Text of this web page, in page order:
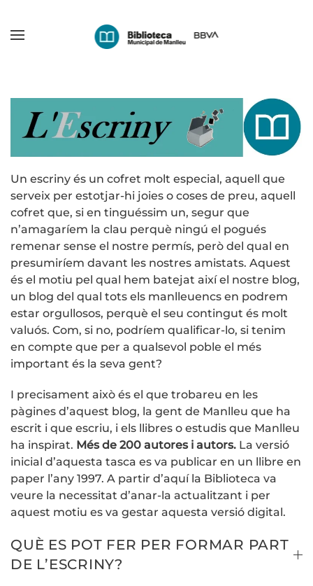
Un escriny és un cofret molt especial, aquell que
serveix per estotjar-hi joies o coses de preu, aquell
cofret que, si en tinguéssim un, segur que
n’amagaríem la clau perquè ningú el pogués
remenar sense el nostre permís, però del qual en
presumiríem davant les nostres amistats. Aquest
és el motiu pel qual hem batejat així el nostre blog,
un blog del qual tots els manlleuencs en podrem
estar orgullosos, perquè el seu contingut és molt
valuós. Com, si no, podríem qualificar-lo, si tenim
en compte que per a qualsevol poble el més
important és la seva gent?
I precisament això és el que trobareu en les
pàgines d’aquest blog, la gent de Manlleu que ha
escrit i que escriu, i els llibres o estudis que Manlleu
ha inspirat. Més de 200 autores i autors. La versió
inicial d’aquesta tasca es va publicar en un llibre en
paper l’any 1997. A partir d’aquí la Biblioteca va
veure la necessitat d’anar-la actualitzant i per
aquest motiu es va gestar aquesta versió digital.
QUÈ ES POT FER PER FORMAR PART
DE L’ESCRINY?